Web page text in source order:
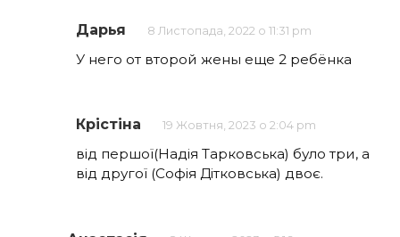
Дарья 8 Листопада, 2022 о 11:31 pm
У него от второй жены еще 2 ребёнка
Крістіна 19 Жовтня, 2023 о 2:04 pm
від першої(Надія Тарковська) було три, а
від другої (Софія Дітковська) двоє.